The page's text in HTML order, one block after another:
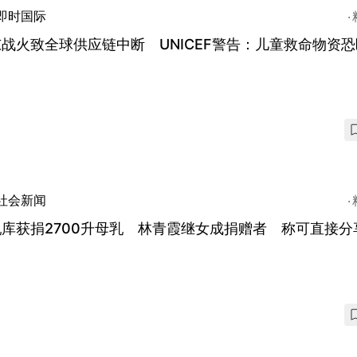
时国际
火致全球供应链中断 UNICEF警告：儿童救命物资
会新闻
获捐2700升母乳 林青霞继女成捐赠者 称可直接分